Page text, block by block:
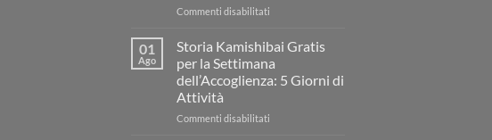
Commenti disabilitati
Kamishibai
sull’Accoglienza:
come
01
Ago
Storia Kamishibai Gratis
per la Settimana
dell’Accoglienza: 5 Giorni di
Attività
Commenti disabilitati